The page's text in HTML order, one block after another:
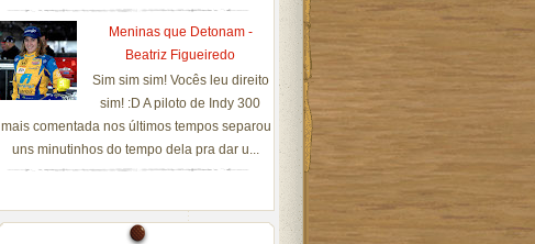
Meninas que Detonam -
Beatriz Figueiredo
Sim sim sim! Vocês leu direito
sim! :D A piloto de Indy 300
mais comentada nos últimos tempos separou
uns minutinhos do tempo dela pra dar u...